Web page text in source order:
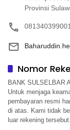
Provinsi
Nomor
BANK SULSELBAR
Untuk menjaga
pembayaran resmi
di atas. Kami tidak
luar rekening tersebut.